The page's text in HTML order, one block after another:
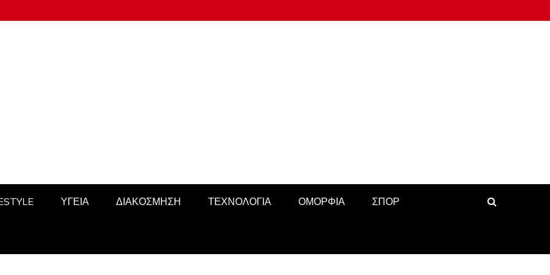
ΥΓΕΙΑ ΔΙΑΚΟΣΜΗΣΗ ΤΕΧΝΟΛΟΓΙΑ ΟΜΟΡΦΙΑ ΣΠΟΡ